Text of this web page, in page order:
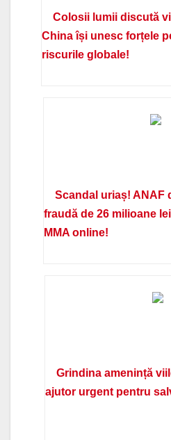
Colosii lumii discută
China își unesc forțele
riscurile globale!
Scandal uriaș! ANAF
fraudă de 26 milioane
MMA online!
Grindina amenință
ajutor urgent pentru